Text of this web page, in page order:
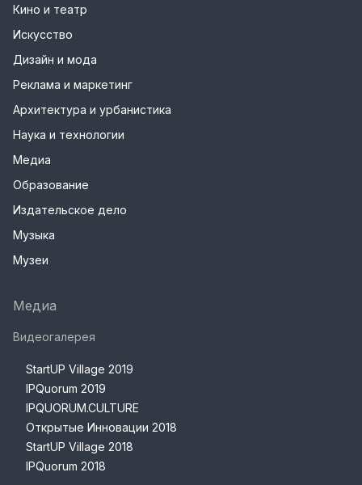
Кино и театр
Искусство
Дизайн и мода
Реклама и маркетинг
Архитектура и урбанистика
Наука и технологии
Медиа
Образование
Издательское дело
Музыка
Музеи
Медиа
Видеогалерея
StartUP Village 2019
IPQuorum 2019
IPQUORUM.CULTURE
Открытые Инновации 2018
StartUP Village 2018
IPQuorum 2018